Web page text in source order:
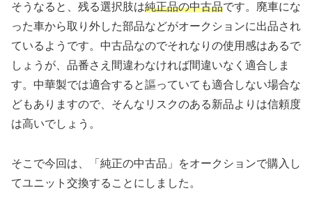
そうなると、残る選択肢は純正品の中古品です。廃車にな
った車から取り外した部品などがオークションに出品され
ているようです。中古品なのでそれなりの使用感はあるで
しょうが、品番さえ間違わなければ間違いなく適合しま
す。中華製では適合すると謳っていても適合しない場合な
どもありますので、そんなリスクのある新品よりは信頼度
は高いでしょう。
そこで今回は、「純正の中古品」をオークションで購入し
てユニット交換することにしました。